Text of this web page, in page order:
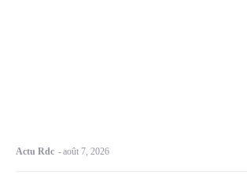
Actu Rdc -août 7, 2026